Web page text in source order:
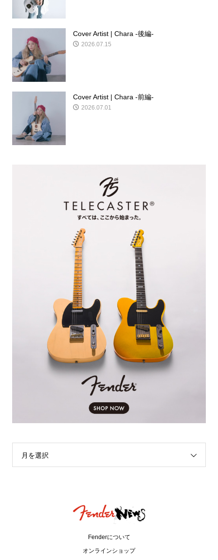
Cover Artist | Chara -後編-
2026.07.15
Cover Artist | Chara -前編-
2026.07.01
月を選択
Fenderについて
オンラインショップ